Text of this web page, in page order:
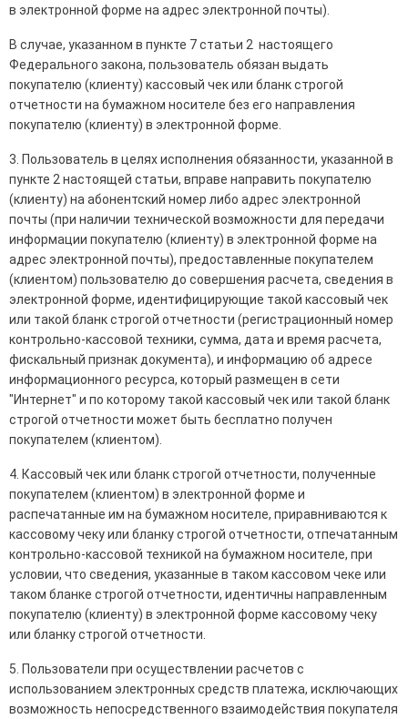
в электронной форме на адрес электронной почты).
В случае, указанном в пункте 7 статьи 2 настоящего
Федерального закона, пользователь обязан выдать
покупателю (клиенту) кассовый чек или бланк строгой
отчетности на бумажном носителе без его направления
покупателю (клиенту) в электронной форме.
3. Пользователь в целях исполнения обязанности, указанной в
пункте 2 настоящей статьи, вправе направить покупателю
(клиенту) на абонентский номер либо адрес электронной
почты (при наличии технической возможности для передачи
информации покупателю (клиенту) в электронной форме на
адрес электронной почты), предоставленные покупателем
(клиентом) пользователю до совершения расчета, сведения в
электронной форме, идентифицирующие такой кассовый чек
или такой бланк строгой отчетности (регистрационный номер
контрольно-кассовой техники, сумма, дата и время расчета,
фискальный признак документа), и информацию об адресе
информационного ресурса, который размещен в сети
"Интернет" и по которому такой кассовый чек или такой бланк
строгой отчетности может быть бесплатно получен
покупателем (клиентом).
4. Кассовый чек или бланк строгой отчетности, полученные
покупателем (клиентом) в электронной форме и
распечатанные им на бумажном носителе, приравниваются к
кассовому чеку или бланку строгой отчетности, отпечатанным
контрольно-кассовой техникой на бумажном носителе, при
условии, что сведения, указанные в таком кассовом чеке или
таком бланке строгой отчетности, идентичны направленным
покупателю (клиенту) в электронной форме кассовому чеку
или бланку строгой отчетности.
5. Пользователи при осуществлении расчетов с
использованием электронных средств платежа, исключающих
возможность непосредственного взаимодействия покупателя